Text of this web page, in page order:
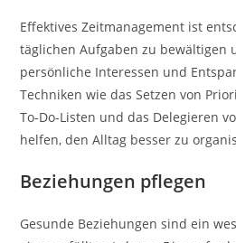
Effektives Zeitmanagement ist
täglichen Aufgaben zu bewältigen
persönliche Interessen und
Techniken wie das Setzen von
To-Do-Listen und das Delegieren
helfen, den Alltag besser zu
Beziehungen pflegen
Gesunde Beziehungen sind ein